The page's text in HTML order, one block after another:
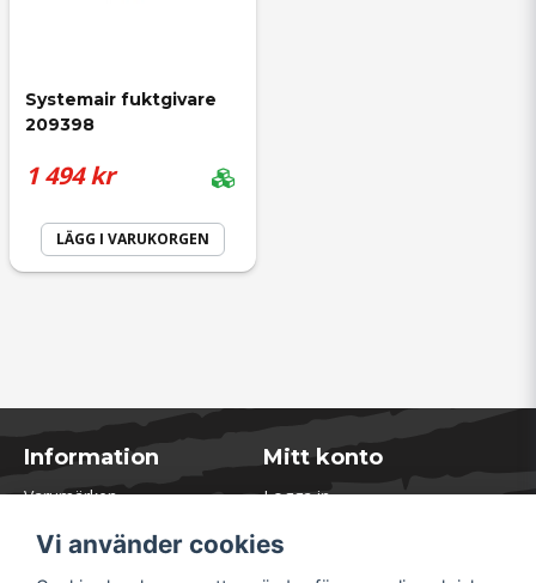
Systemair fuktgivare
209398
1 494 kr
LÄGG I VARUKORGEN
Information
Varumärken
Kontakta oss
Mitt konto
Logga in
Glömt lösenord?
Vi använder cookies